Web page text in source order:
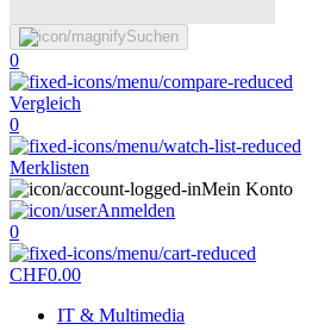
Suchen
0
Vergleich
0
Merklisten
Mein Konto
Anmelden
0
CHF0.00
IT & Multimedia